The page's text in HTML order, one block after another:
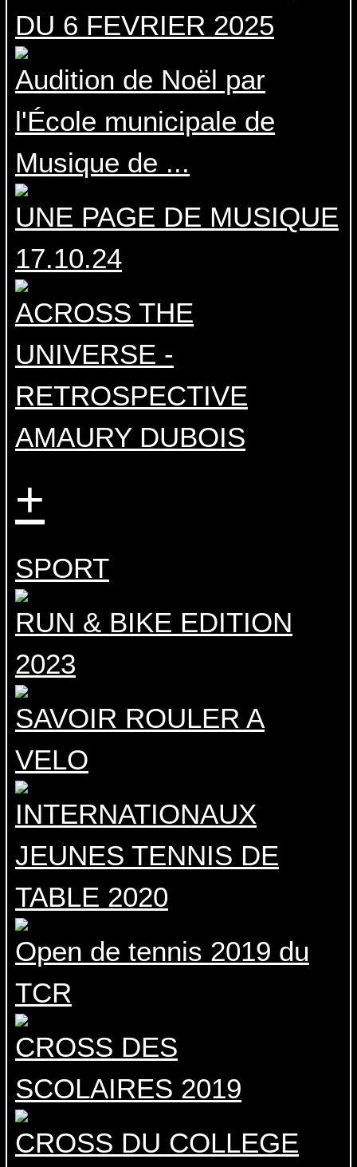
DU 6 FEVRIER 2025
Audition de Noël par
l'École municipale de
Musique de ...
UNE PAGE DE MUSIQUE
17.10.24
ACROSS THE
UNIVERSE -
RETROSPECTIVE
AMAURY DUBOIS
+
SPORT
RUN & BIKE EDITION
2023
SAVOIR ROULER A
VELO
INTERNATIONAUX
JEUNES TENNIS DE
TABLE 2020
Open de tennis 2019 du
TCR
CROSS DES
SCOLAIRES 2019
CROSS DU COLLEGE